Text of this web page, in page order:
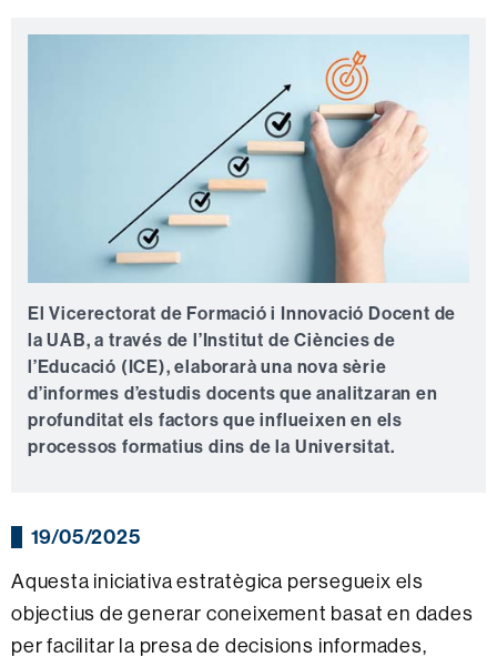
El Vicerectorat de Formació i Innovació Docent de
la UAB, a través de l’Institut de Ciències de
l’Educació (ICE), elaborarà una nova sèrie
d’informes d’estudis docents que analitzaran en
profunditat els factors que influeixen en els
processos formatius dins de la Universitat.
19/05/2025
Aquesta iniciativa estratègica persegueix els
objectius de generar coneixement basat en dades
per facilitar la presa de decisions informades,